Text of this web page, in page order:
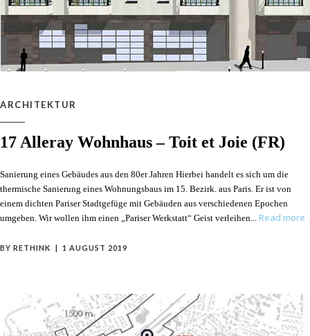
ARCHITEKTUR
17 Alleray Wohnhaus – Toit et Joie (FR)
Sanierung eines Gebäudes aus den 80er Jahren Hierbei handelt es sich um die
thermische Sanierung eines Wohnungsbaus im 15. Bezirk. aus Paris. Er ist von
einem dichten Pariser Stadtgefüge mit Gebäuden aus verschiedenen Epochen
umgeben. Wir wollen ihm einen „Pariser Werkstatt“ Geist verleihen
Read more
BY RETHINK 1 AUGUST 2019